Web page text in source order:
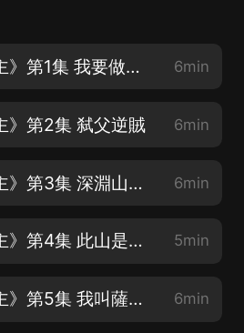
《騎砍之龍與領主》第1集 我要做這個城鎮的新主人 6min
》第2集 弑父逆賊 6min
《騎砍之龍與領主》第3集 深淵山脈的龍族 6min
《騎砍之龍與領主》第4集 此山是我開，此樹是我栽 5min
《騎砍之龍與領主》第5集 我叫薩菲亞 6min